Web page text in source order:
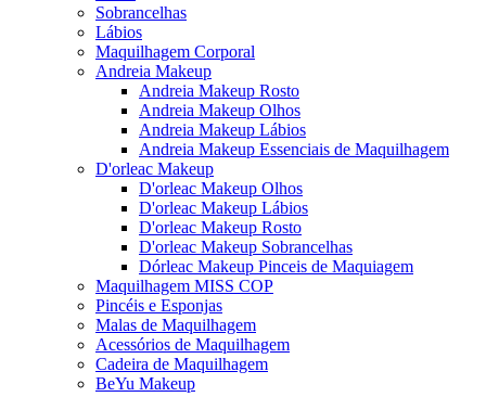
Sobrancelhas
Lábios
Maquilhagem Corporal
Andreia Makeup
Andreia Makeup Rosto
Andreia Makeup Olhos
Andreia Makeup Lábios
Andreia Makeup Essenciais de Maquilhagem
D'orleac Makeup
D'orleac Makeup Olhos
D'orleac Makeup Lábios
D'orleac Makeup Rosto
D'orleac Makeup Sobrancelhas
Dórleac Makeup Pinceis de Maquiagem
Maquilhagem MISS COP
Pincéis e Esponjas
Malas de Maquilhagem
Acessórios de Maquilhagem
Cadeira de Maquilhagem
BeYu Makeup